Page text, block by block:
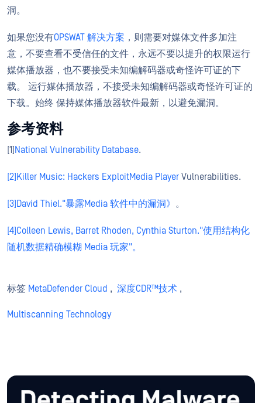
洞。
如果您没有OPSWAT 解决方案 ，则需要对媒体文件多加注
意，不要查看不受信任的文件，永远不要以提升的权限运行
媒体播放器，也不要接受未知编解码器或奇怪许可证的下
载。 运行媒体播放器，不接受未知编解码器或奇怪许可证的
下载。始终 保持媒体播放器软件最新，以避免漏洞。
参考资料
[1] National Vulnerability Database.
[2] Killer Music: Hackers ExploitMedia Player Vulnerabilities.
[3] David Thiel."暴露Media 软件中的漏洞》 。
[4]Colleen Lewis, Barret Rhoden, Cynthia Sturton."使用结构化
随机数据精确模糊 Media 玩家"。
标签 MetaDefender Cloud , 深度CDR™技术 ,
Multiscanning Technology